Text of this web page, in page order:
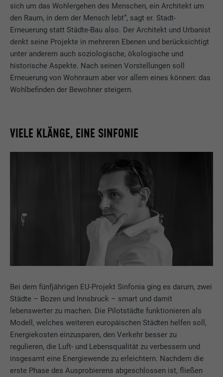
sich um das Wohlergehen des Menschen, ein Architekt um
den Raum, in dem der Mensch lebt“, sagt er. Stadt-
Erneuerung statt Städte-Bau also. Der Architekt und Urbanist
denkt seine Projekte in mehreren Ebenen und berücksichtigt
unter anderem auch soziologische, ökologische und
historische Aspekte. Nach seinen Vorstellungen soll
Erneuerung von Wohnraum aber vor allem eines können: das
Wohlbefinden der Bewohner steigern.
VIELE KLÄNGE, EINE SINFONIE
Bei dem fünfjährigen EU-Projekt Sinfonia ging es darum, zwei
Städte – Bozen und Innsbruck – smart und damit
lebenswerter zu machen. Die Pilotstädte funktionieren als
Modell, welches weiteren europäischen Städten helfen soll,
Energiekosten einzusparen, den Verkehr besser zu
regulieren, die Luft- und Lebensqualität zu verbessern und
insgesamt eine Energiewende zu erleichtern. Nachdem die
erste Phase des Ausprobierens abgeschlossen ist, fließen